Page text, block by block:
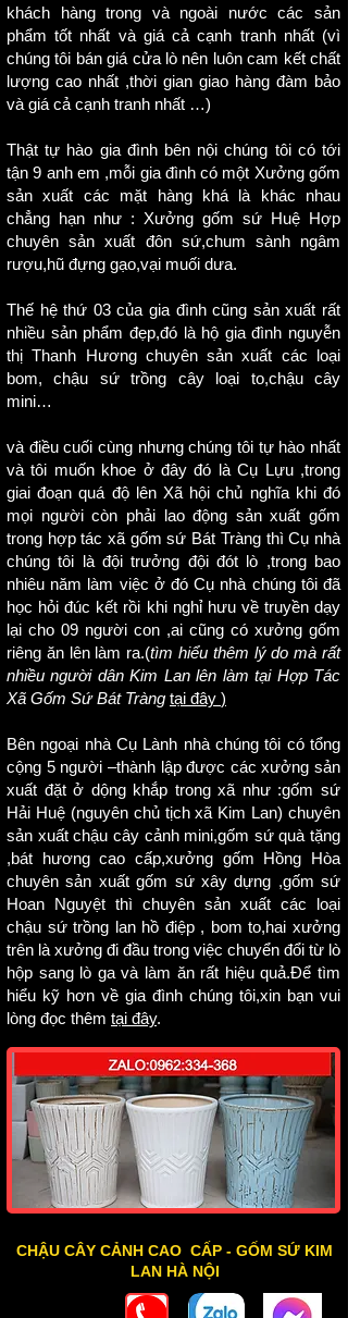
khách hàng trong và ngoài nước các sản
phẩm tốt nhất và giá cả cạnh tranh nhất (vì
chúng tôi bán giá cửa lò nên luôn cam kết chất
lượng cao nhất ,thời gian giao hàng đàm bảo
và giá cả cạnh tranh nhất …)
Thật tự hào gia đình bên nội chúng tôi có tới
tận 9 anh em ,mỗi gia đình có một Xưởng gốm
sản xuất các mặt hàng khá là khác nhau
chẳng hạn như : Xưởng gốm sứ Huệ Hợp
chuyên sản xuất đôn sứ,chum sành ngâm
rượu,hũ đựng gạo,vại muối dưa.
Thế hệ thứ 03 của gia đình cũng sản xuất rất
nhiều sản phẩm đẹp,đó là hộ gia đình nguyễn
thị Thanh Hương chuyên sản xuất các loại
bom,chậu sứ trồng câyloại to,chậu cây
mini…
và điều cuối cùng nhưng chúng tôi tự hào nhất
và tôi muốn khoe ở đây đó là Cụ Lựu ,trong
giai đoạn quá độ lên Xã hội chủ nghĩa khi đó
mọi người còn phải lao động sản xuất gốm
trong hợp tác xã gốm sứ Bát Tràng thì Cụ nhà
chúng tôi là đội trưởng đội đót lò ,trong bao
nhiêu năm làm việc ở đó Cụ nhà chúng tôi đã
học hỏi đúc kết rồi khi nghỉ hưu về truyền dạy
lại cho 09 người con ,ai cũng có xưởng gốm
riêng ăn lên làm ra.(tìm hiểu thêm lý do mà rất
nhiều người dân Kim Lan lên làm tại Hợp Tác
Xã Gốm Sứ Bát Tràng tại đây )
Bên ngoại nhà Cụ Lành nhà chúng tôi có tổng
cộng 5 người –thành lập được các xưởng sản
xuất đặt ở dộng khắp trong xã như :gốm sứ
Hải Huệ (nguyên chủ tịch xã Kim Lan) chuyên
sản xuấtchậu cây cảnh mini,gốm sứ quà tặng
,bát hương cao cấp,xưởng gốm Hồng Hòa
chuyên sản xuấtgốm sứ xây dựng ,gốm sứ
Hoan Nguyệt thì chuyên sản xuất các loại
chậu sứ trồng lan hồ điệp, bom to,hai xưởng
trên là xưởng đi đầu trong việc chuyển đổi từ lò
hộp sang lò ga và làm ăn rất hiệu quả.Để tìm
hiểu kỹ hơn về gia đình chúng tôi,xin bạn vui
lòng đọc thêm tại đây.
CHẬU CÂY CẢNH CAO CẤP - GỐM SỨ KIM
LAN HÀ NỘI